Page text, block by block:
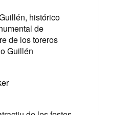
histórico
de
de los toreros
Guillén